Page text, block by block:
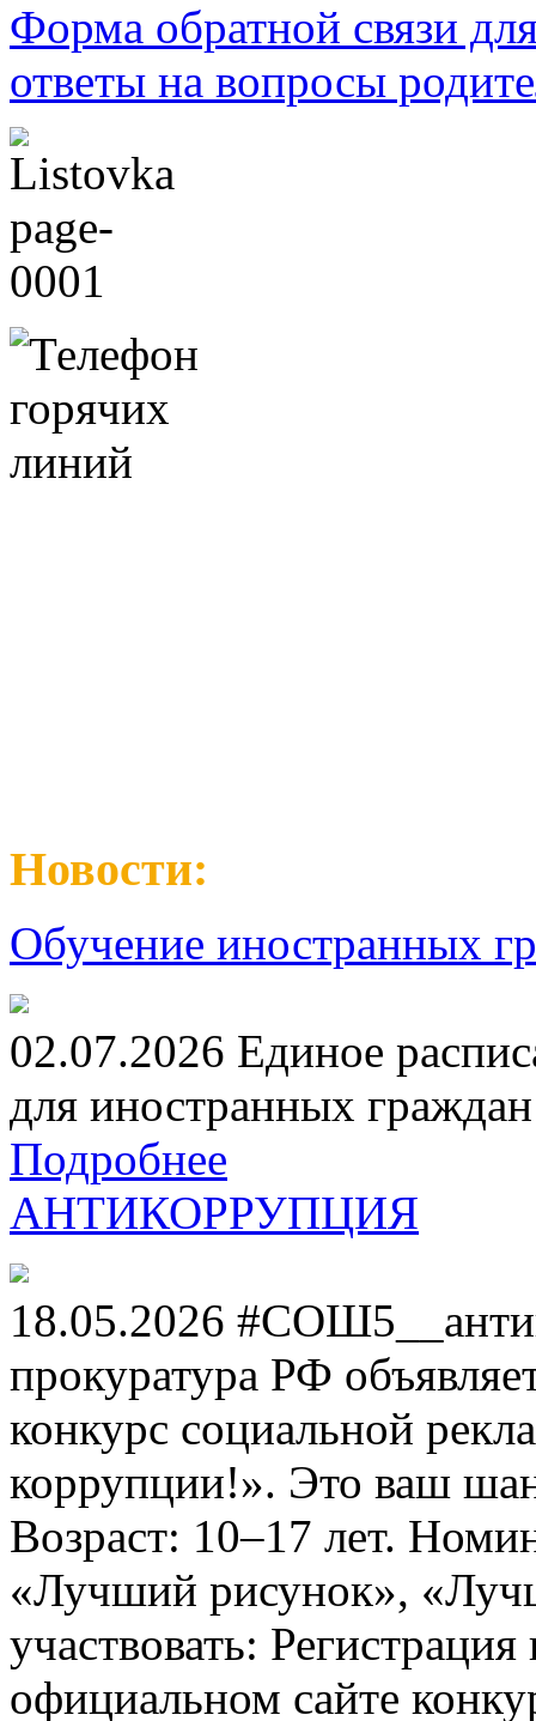
Форма обратной связи
ответы на вопросы
Новости:
Обучение иностранных
02.07.2026 Единое
для иностранных
Подробнее
АНТИКОРРУПЦИЯ
18.05.2026
прокуратура РФ
конкурс социальной
коррупции!». Это ваш
Возраст: 10–17 лет.
«Лучший рисунок»,
участвовать:
официальном сайте